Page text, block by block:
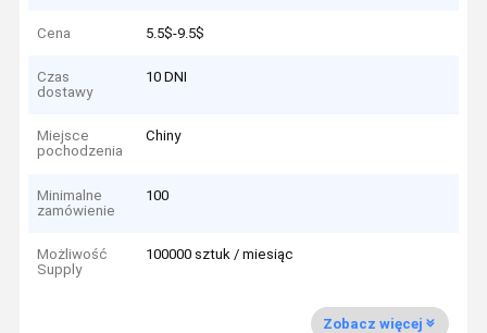
Cena 5.5$-9.5$
Czas
dostawy
10 DNI
Miejsce
pochodzenia
Chiny
Minimalne
zamówienie
100
Możliwość
Supply
100000 sztuk / miesiąc
Zobacz więcej